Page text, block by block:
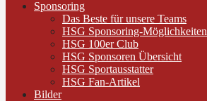
Sponsoring
Das Beste für unsere Teams
HSG Sponsoring-Möglichkeiten
HSG 100er Club
HSG Sponsoren Übersicht
HSG Sportausstatter
HSG Fan-Artikel
Bilder